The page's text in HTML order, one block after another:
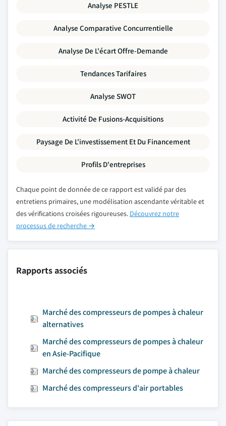
Analyse PESTLE
Analyse Comparative Concurrentielle
Analyse De L'écart Offre-Demande
Tendances Tarifaires
Analyse SWOT
Activité De Fusions-Acquisitions
Paysage De L'investissement Et Du Financement
Profils D'entreprises
Chaque point de donnée de ce rapport est validé par des
entretiens primaires, une modélisation ascendante véritable et
des vérifications croisées rigoureuses. Découvrez notre
processus de recherche →
Rapports associés
Marché des compresseurs de pompes à chaleur
alternatives
Marché des compresseurs de pompes à chaleur
en Asie-Pacifique
Marché des compresseurs de pompe à chaleur
Marché des compresseurs d'air portables